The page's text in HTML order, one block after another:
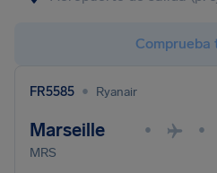
Comprueba
FR5585 • Ryanair
Marseille • •
MRS